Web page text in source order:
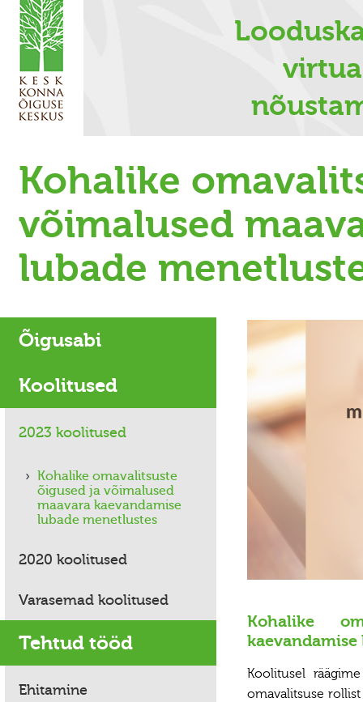
L
Kohalike
võimalused
lubade
Õigusabi
Koolitused
2023 koolitused
Kohalike omavalitsuste
õigused ja võimalused
maavara kaevandamise
lubade menetlustes
2020 koolitused
Varasemad koolitused
Tehtud tööd
Ehitamine
Kohalike
Koolitusel
omavalitsuse